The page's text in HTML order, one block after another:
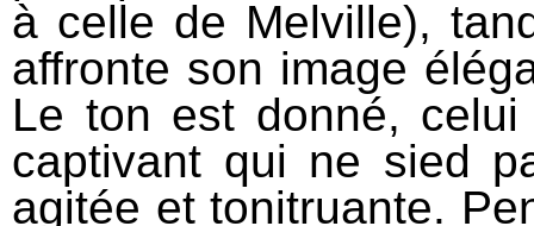
à celle de Melville),
affronte son image
Le ton est donné, celui
captivant qui ne sied
agitée et tonitruante.